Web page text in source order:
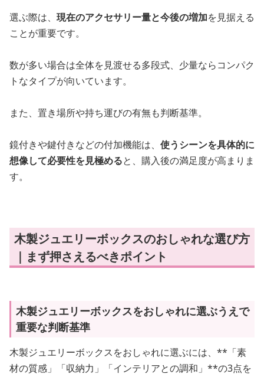
選ぶ際は、 現在のアクセサリー量と今後の増加を見据える
ことが重要です。
数が多い場合は全体を見渡せる多段式、少量ならコンパク
トなタイプが向いています。
また、置き場所や持ち運びの有無も判断基準。
鏡付きや鍵付きなどの付加機能は、 使うシーンを具体的に
想像して必要性を見極めると、購入後の満足度が高まりま
す。
木製ジュエリーボックスのおしゃれな選び方
｜まず押さえるべきポイント
木製ジュエリーボックスをおしゃれに選ぶうえで
重要な判断基準
木製ジュエリーボックスをおしゃれに選ぶには、**「素
材の質感」「収納力」「インテリアとの調和」**の3点を